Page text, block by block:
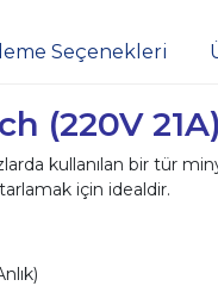
Seçenekleri
(220V
kullanılan bir tür
için idealdir.